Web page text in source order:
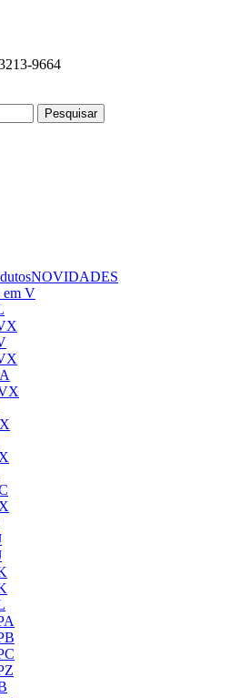
9664
Pesquisar
NOVIDADES
em V